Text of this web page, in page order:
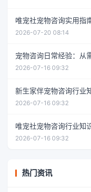
唯宠社宠物咨询实用指
2026-07-20 08:14
宠物咨询日常经验：从
2026-07-16 09:32
新生家伴宠物咨询行业
2026-07-16 09:32
唯宠社宠物咨询行业知
2026-07-16 09:32
热门资讯